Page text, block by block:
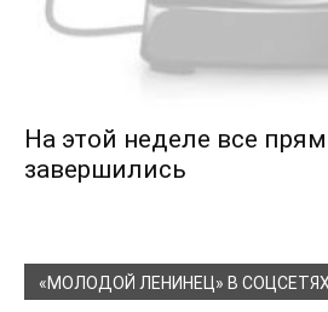
На этой неделе все
завершились
«МОЛОДОЙ ЛЕНИНЕЦ» В